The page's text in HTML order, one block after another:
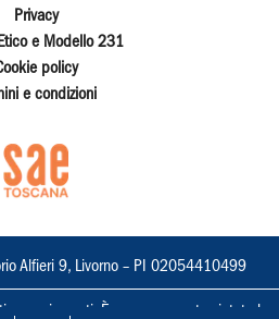
Privacy
e Modello 231
policy
e condizioni
Alfieri 9, Livorno – PI 02054410499
riservati. È espressamente vietata la